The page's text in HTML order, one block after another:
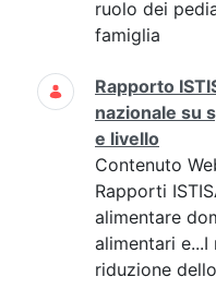
ruolo dei
famiglia
Rapporto
nazionale su
e livello
Contenuto
Rapporti
alimentare
alimentari
riduzione